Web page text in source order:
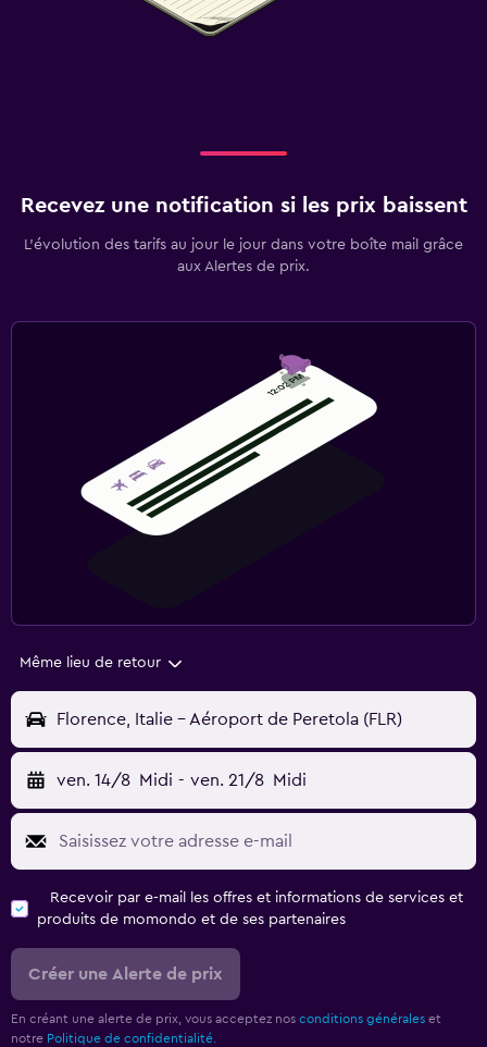
Recevez une notification si les prix baissent
L’évolution des tarifs au jour le jour dans votre boîte mail grâce
aux Alertes de prix.
Même lieu de retour
Florence, Italie - Aéroport de Peretola (FLR)
ven. 14/8 Midi - ven. 21/8 Midi
Recevoir par e-mail les offres et informations de services et
produits de momondo et de ses partenaires
Créer une Alerte de prix
En créant une alerte de prix, vous acceptez nos conditions générales et
notre Politique de confidentialité.